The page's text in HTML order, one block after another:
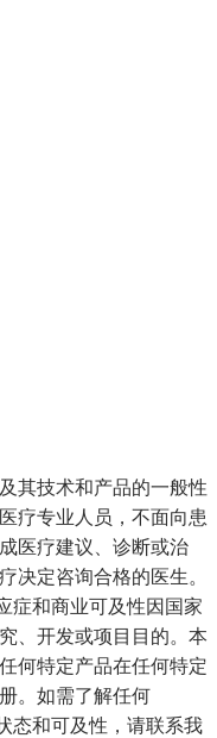
其技术和产品的一般性
疗专业人员，不面向患
医疗建议、诊断或治
决定咨询合格的医生。
症和商业可及性因国家
、开发或项目目的。本
何特定产品在任何特定
。如需了解任何
态和可及性，请联系我